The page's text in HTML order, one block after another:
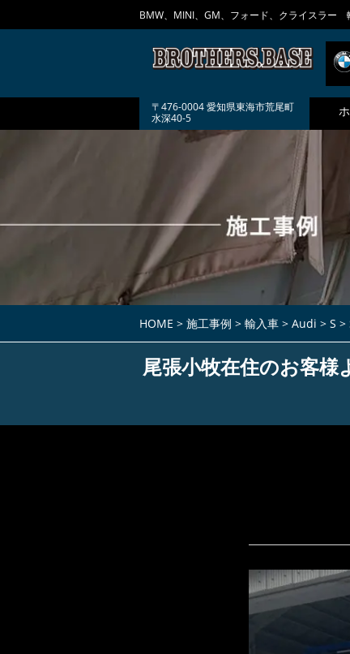
BMW、MINI、GM、フォード、クライスラー
〒476-0004 愛知県東海市荒尾町
水深40-5
HOME > 施工事例 > 輸入車 > Audi > S >
尾張小牧在住のお客